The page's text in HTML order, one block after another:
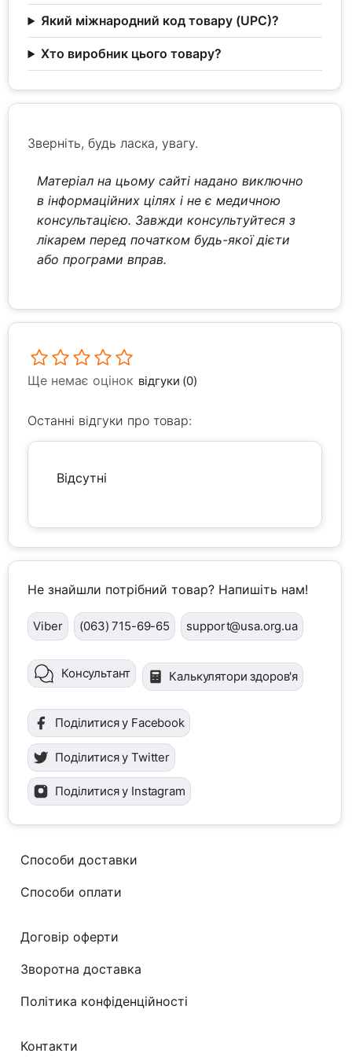
Який міжнародний код товару (UPC)?
Хто виробник цього товару?
Зверніть, будь ласка, увагу.
Матеріал на цьому сайті надано виключно
в інформаційних цілях і не є медичною
консультацією. Завжди консультуйтеся з
лікарем перед початком будь-якої дієти
або програми вправ.
Ще немає оцінок відгуки (0)
Останні відгуки про товар:
Відсутні
Не знайшли потрібний товар? Напишіть нам!
Viber (063) 715-69-65 support@usa.org.ua
Консультант Калькулятори здоров'я
Поділитися у Facebook
Поділитися у Twitter
Поділитися у Instagram
Способи доставки
Способи оплати
Договір оферти
Зворотна доставка
Політика конфіденційності
Контакти